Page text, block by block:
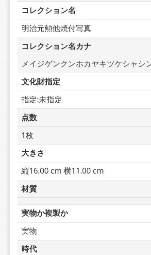
コレクション名
明治元勲他焼付写真
コレクション名カナ
メイジゲンクンホカヤキツケシャシ
文化財指定
指定:未指定
点数
1枚
大きさ
縦16.00 cm 横11.00 cm
材質
実物か複製か
実物
時代